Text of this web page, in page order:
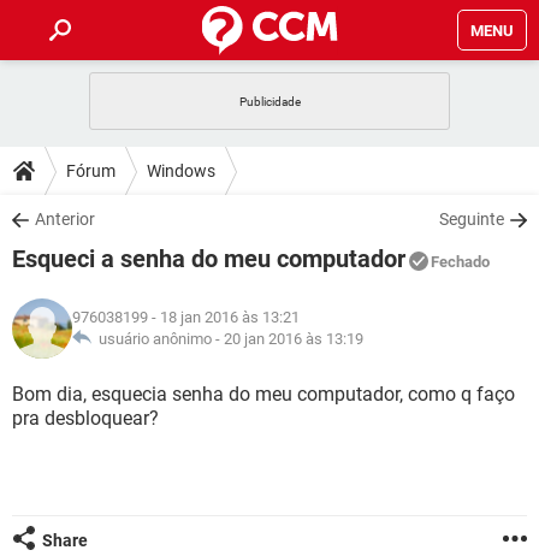
MENU
CELULAR
OUTLOOK
INSTAGRAM GMAIL
GUIA DE COMPRAS
DICAS
JOGOS
INSTAGRAM GMAIL
GUIA DE COMPRAS
DOWNLOADS
JOGOS WHATSAPP
CELULAR
OUTLOOK EXCEL
INSTAGRAM
GUIA DE COMPRAS
FÓRUM
JOGOS WHATSAPP
CELULAR
OUTLOOK EXCEL
GLOSSÁRIO
JOGOS
CELULAR
GUIA DE COMPRAS
Fórum Windows
Anterior Seguinte
Esqueci a senha do meu computador Fechado
976038199 - 18 jan 2016 às 13:21
usuário anônimo - 20 jan 2016 às 13:19
Bom dia, esquecia senha do meu computador, como q faço
pra desbloquear?
Share